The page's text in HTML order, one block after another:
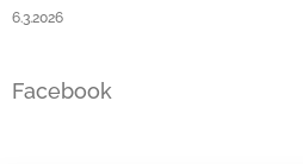
6.3.2026
Facebook